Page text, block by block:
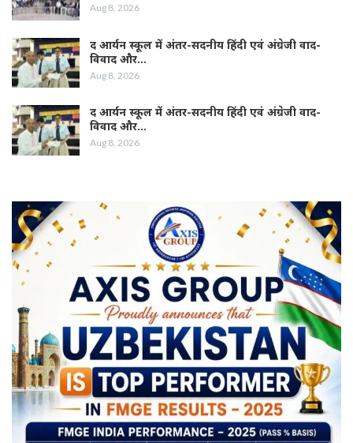
Aug 8, 2026
द आर्यन स्कूल में अंतर-सदनीय हिंदी एवं अंग्रेजी वाद-
विवाद और…
Aug 8, 2026
द आर्यन स्कूल में अंतर-सदनीय हिंदी एवं अंग्रेजी वाद-
विवाद और…
Aug 8, 2026